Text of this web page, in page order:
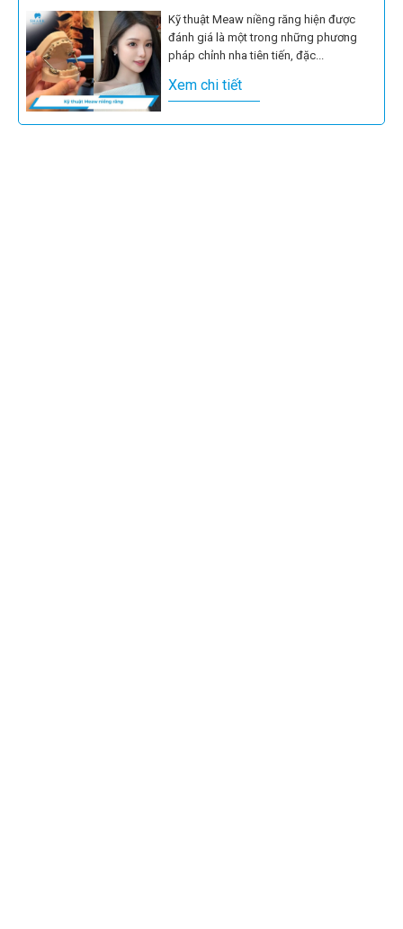
Kỹ thuật Meaw niềng răng hiện được
đánh giá là một trong những phương
pháp chỉnh nha tiên tiến, đặc...
Xem chi tiết